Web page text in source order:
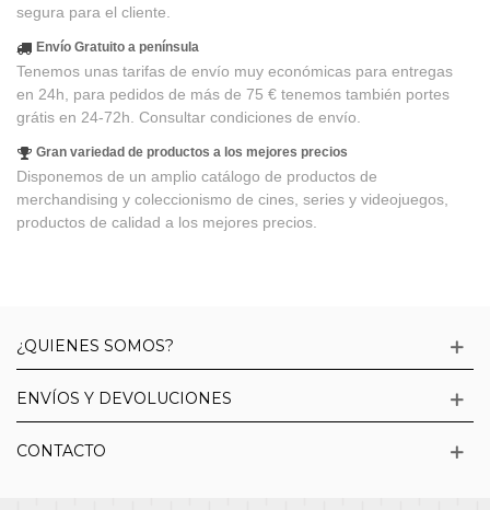
segura para el cliente.
Envío Gratuito a península
Tenemos unas tarifas de envío muy económicas para entregas
en 24h, para pedidos de más de 75 € tenemos también portes
grátis en 24-72h. Consultar condiciones de envío.
Gran variedad de productos a los mejores precios
Disponemos de un amplio catálogo de productos de
merchandising y coleccionismo de cines, series y videojuegos,
productos de calidad a los mejores precios.
¿QUIENES SOMOS?
ENVÍOS Y DEVOLUCIONES
CONTACTO